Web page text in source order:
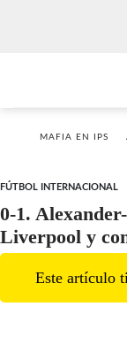
MAFIA EN IPS
FÚTBOL INTERNACIONAL
0-1.
Liverpool y
Este artículo